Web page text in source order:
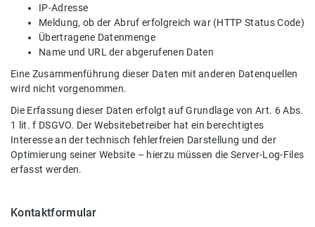
IP-Adresse
Meldung, ob der Abruf erfolgreich war (HTTP Status Code)
Übertragene Datenmenge
Name und URL der abgerufenen Daten
Eine Zusammenführung dieser Daten mit anderen Datenquellen
wird nicht vorgenommen.
Die Erfassung dieser Daten erfolgt auf Grundlage von Art. 6 Abs.
1 lit. f DSGVO. Der Websitebetreiber hat ein berechtigtes
Interesse an der technisch fehlerfreien Darstellung und der
Optimierung seiner Website – hierzu müssen die Server-Log-Files
erfasst werden.
Kontaktformular